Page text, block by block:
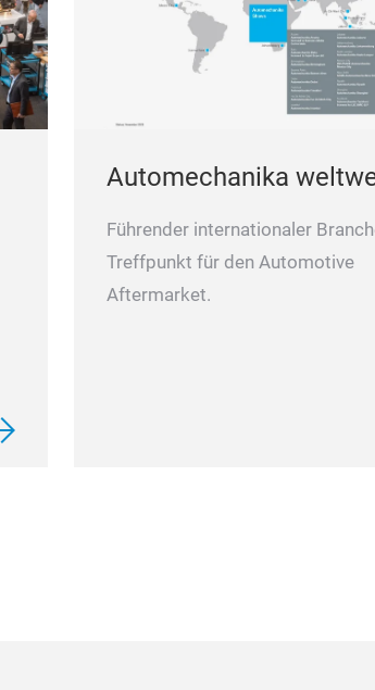
Automechanika
Führender internationaler
Treffpunkt für den Automotive
Aftermarket.